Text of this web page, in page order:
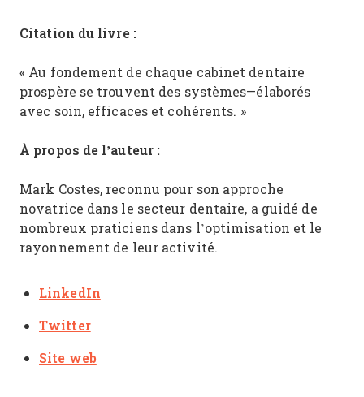
Citation du livre :
« Au fondement de chaque cabinet dentaire
prospère se trouvent des systèmes—élaborés
avec soin, efficaces et cohérents. »
À propos de l’auteur :
Mark Costes, reconnu pour son approche
novatrice dans le secteur dentaire, a guidé de
nombreux praticiens dans l’optimisation et le
rayonnement de leur activité.
LinkedIn
Twitter
Site web